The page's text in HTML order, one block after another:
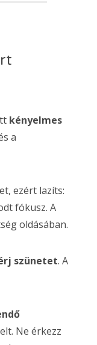
kényelmes
a
ezért lazíts:
fókusz. A
oldásában.
szünetet. A
Ne érkezz